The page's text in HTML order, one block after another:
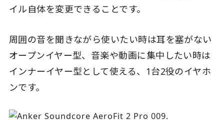
イル自体を変更できることです。
周囲の音を聞きながら使いたい時は耳を塞がない
オープンイヤー型、音楽や動画に集中したい時は
インナーイヤー型として使える、1台2役のイヤホ
ンです。